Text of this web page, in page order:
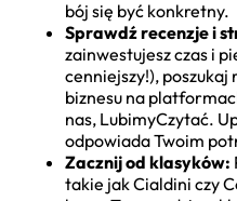
bój się być konkretny.
Sprawdź recenzje i
zainwestujesz czas i
cenniejszy!), poszukaj
biznesu na
nas, LubimyCzytać.
odpowiada Twoim
Zacznij od klasyków:
takie jak Cialdini czy